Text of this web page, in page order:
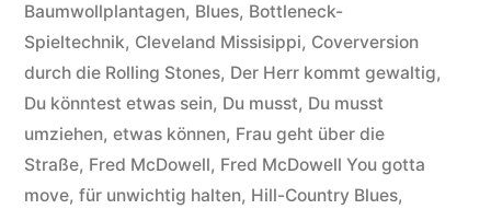
gotta
move“
Baumwollplantagen, Blues, Bottleneck-
Spieltechnik, Cleveland Missisippi, Coverversion
durch die Rolling Stones, Der Herr kommt gewaltig,
Du könntest etwas sein, Du musst, Du musst
umziehen, etwas können, Frau geht über die
Straße, Fred McDowell, Fred McDowell You gotta
move, für unwichtig halten, Hill-Country Blues,